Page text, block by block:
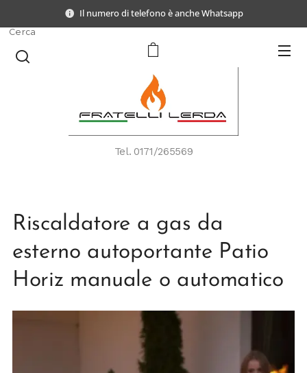
Il numero di telefono è anche Whatsapp
Tel. 0171/265569
Cerca
Riscaldatore a gas da
esterno autoportante Patio
Horiz manuale o automatico